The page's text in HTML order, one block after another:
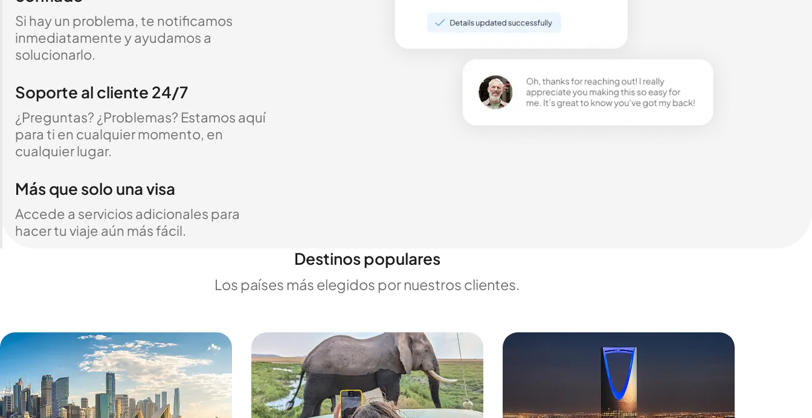
Si hay un problema, te notificamos
inmediatamente y ayudamos a
solucionarlo.
Soporte al cliente 24/7
¿Preguntas? ¿Problemas? Estamos aquí
para ti en cualquier momento, en
cualquier lugar.
Más que solo una visa
Accede a servicios adicionales para
hacer tu viaje aún más fácil.
Destinos populares
Los países más elegidos por nuestros clientes.